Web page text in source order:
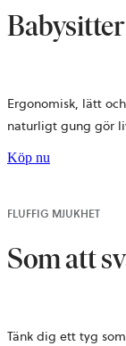
Ergonomisk, lätt
naturligt gung gör
Köp nu
FLUFFIG MJUKHET
Som att
Tänk dig ett tyg